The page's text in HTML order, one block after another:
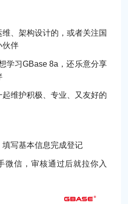
、架构设计的，或者关注国
伙伴
学习GBase 8a，还乐意分享
维护积极、专业、又友好的
写基本信息完成登记
微信，审核通过后就拉你入